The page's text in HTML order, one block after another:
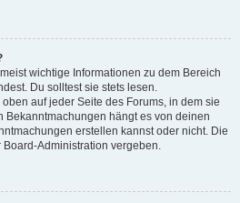
wichtige Informationen zu dem Bereich
Du solltest sie stets lesen.
auf jeder Seite des Forums, in dem sie
Bekanntmachungen hängt es von deinen
erstellen kannst oder nicht. Die
Administration vergeben.